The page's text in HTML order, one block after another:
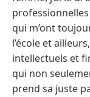
qui m’ont
l’école et
intellectuels et
qui non
prend sa juste